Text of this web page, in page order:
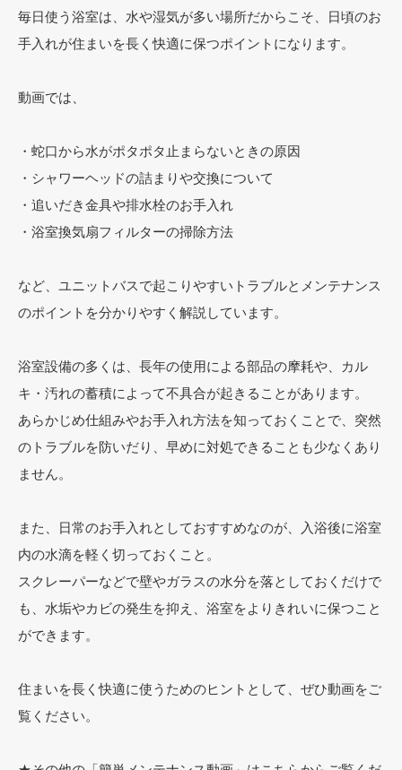
毎日使う浴室は、水や湿気が多い場所だからこそ、日頃のお
手入れが住まいを長く快適に保つポイントになります。
動画では、
・蛇口から水がポタポタ止まらないときの原因
・シャワーヘッドの詰まりや交換について
・追いだき金具や排水栓のお手入れ
・浴室換気扇フィルターの掃除方法
など、ユニットバスで起こりやすいトラブルとメンテナンス
のポイントを分かりやすく解説しています。
浴室設備の多くは、長年の使用による部品の摩耗や、カル
キ・汚れの蓄積によって不具合が起きることがあります。
あらかじめ仕組みやお手入れ方法を知っておくことで、突然
のトラブルを防いだり、早めに対処できることも少なくあり
ません。
また、日常のお手入れとしておすすめなのが、入浴後に浴室
内の水滴を軽く切っておくこと。
スクレーパーなどで壁やガラスの水分を落としておくだけで
も、水垢やカビの発生を抑え、浴室をよりきれいに保つこと
ができます。
住まいを長く快適に使うためのヒントとして、ぜひ動画をご
覧ください。